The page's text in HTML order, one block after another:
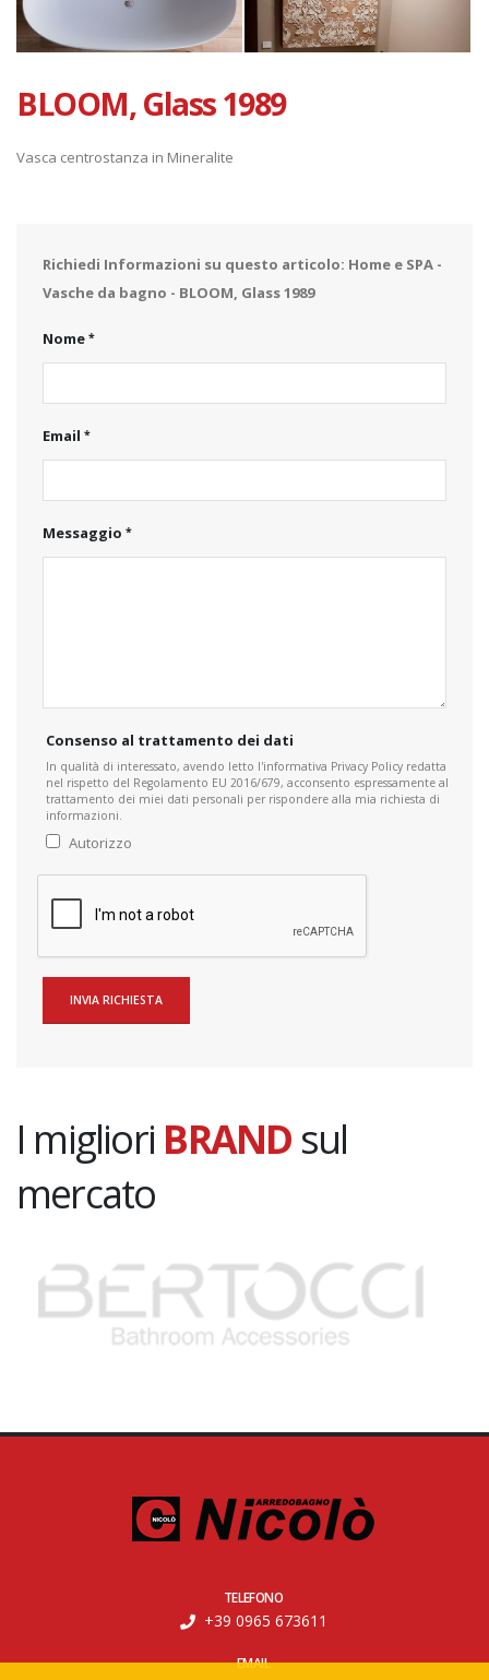
BLOOM, Glass 1989
Vasca centrostanza in Mineralite
Richiedi Informazioni su questo articolo: Home e SPA -
Vasche da bagno - BLOOM, Glass 1989
Nome
Email
Messaggio
Consenso al trattamento dei dati
In qualità di interessato, avendo letto l'informativa Privacy Policy redatta
nel rispetto del Regolamento EU 2016/679, acconsento espressamente al
trattamento dei miei dati personali per rispondere alla mia richiesta di
informazioni.
Autorizzo
I migliori BRAND sul
mercato
TELEFONO
+39 0965 673611
EMAIL